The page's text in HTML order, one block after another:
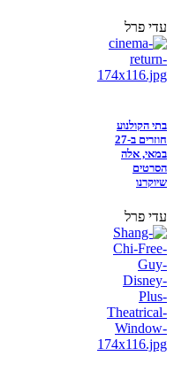
עדי פרל
בתי הקולנוע
חוזרים ב-27
במאי, אלה
הסרטים
שיוקרנו
עדי פרל